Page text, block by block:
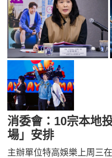
消委會：10宗本地
場」安排
主辦單位特高娛樂上周三